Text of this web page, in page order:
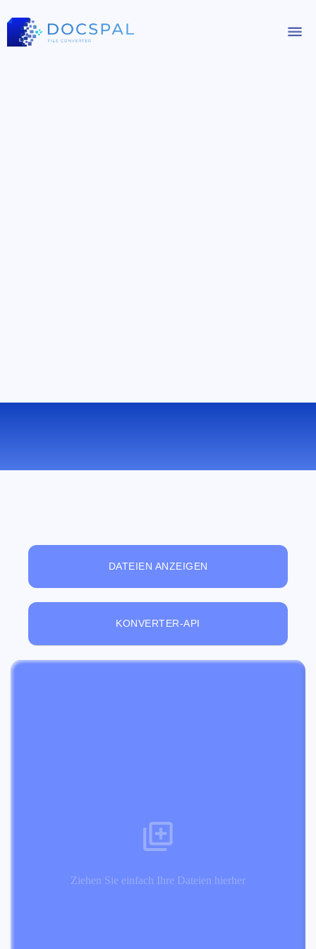
DATEIEN ANZEIGEN
KONVERTER-API
Ziehen Sie einfach Ihre Dateien hierher